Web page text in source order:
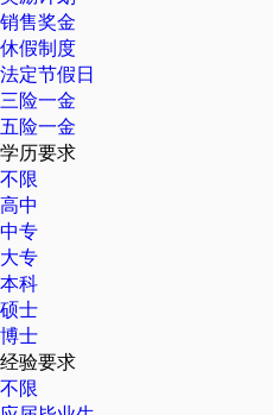
销售奖金
休假制度
法定节假日
三险一金
五险一金
学历要求
不限
高中
中专
大专
本科
硕士
博士
经验要求
不限